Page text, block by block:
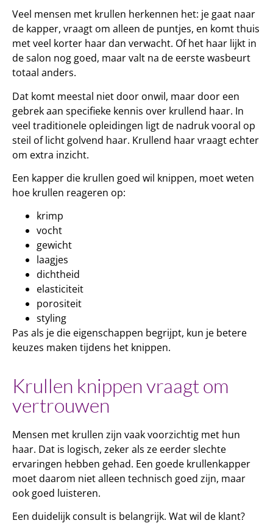
Veel mensen met krullen herkennen het: je gaat naar
de kapper, vraagt om alleen de puntjes, en komt thuis
met veel korter haar dan verwacht. Of het haar lijkt in
de salon nog goed, maar valt na de eerste wasbeurt
totaal anders.
Dat komt meestal niet door onwil, maar door een
gebrek aan specifieke kennis over krullend haar. In
veel traditionele opleidingen ligt de nadruk vooral op
steil of licht golvend haar. Krullend haar vraagt echter
om extra inzicht.
Een kapper die krullen goed wil knippen, moet weten
hoe krullen reageren op:
krimp
vocht
gewicht
laagjes
dichtheid
elasticiteit
porositeit
styling
Pas als je die eigenschappen begrijpt, kun je betere
keuzes maken tijdens het knippen.
Krullen knippen vraagt om
vertrouwen
Mensen met krullen zijn vaak voorzichtig met hun
haar. Dat is logisch, zeker als ze eerder slechte
ervaringen hebben gehad. Een goede krullenkapper
moet daarom niet alleen technisch goed zijn, maar
ook goed luisteren.
Een duidelijk consult is belangrijk. Wat wil de klant?